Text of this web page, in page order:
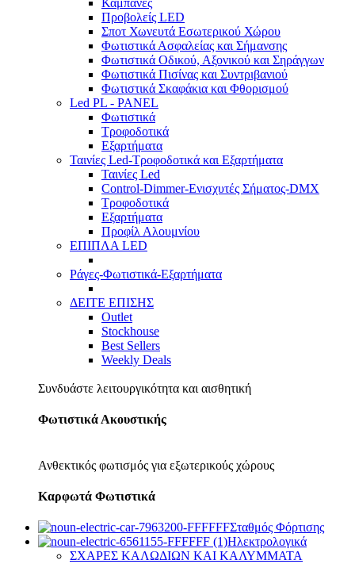
Καμπάνες
Προβολείς LED
Σποτ Χωνευτά Εσωτερικού Χώρου
Φωτιστικά Ασφαλείας και Σήμανσης
Φωτιστικά Οδικού, Αξονικού και Σηράγγων
Φωτιστικά Πισίνας και Συντριβανιού
Φωτιστικά Σκαφάκια και Φθορισμού
Led PL - PANEL
Φωτιστικά
Τροφοδοτικά
Εξαρτήματα
Ταινίες Led-Τροφοδοτικά και Εξαρτήματα
Ταινίες Led
Control-Dimmer-Ενισχυτές Σήματος-DMX
Τροφοδοτικά
Εξαρτήματα
Προφίλ Αλουμνίου
ΕΠΙΠΛΑ LED
Ράγες-Φωτιστικά-Εξαρτήματα
ΔΕΙΤΕ ΕΠΙΣΗΣ
Outlet
Stockhouse
Best Sellers
Weekly Deals
Συνδυάστε λειτουργικότητα και αισθητική
Φωτιστικά Ακουστικής
Ανθεκτικός φωτισμός για εξωτερικούς χώρους
Καρφωτά Φωτιστικά
Σταθμός Φόρτισης
Ηλεκτρολογικά
ΣΧΑΡΕΣ ΚΑΛΩΔΙΩΝ ΚΑΙ ΚΑΛΥΜΜΑΤΑ